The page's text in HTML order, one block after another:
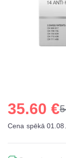
35.60 €
Cena spēkā